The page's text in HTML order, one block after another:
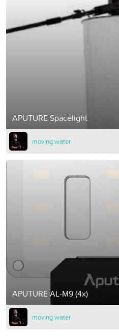
APUTURE Spacelight
moving water
APUTURE AL-M9 (4x)
moving water